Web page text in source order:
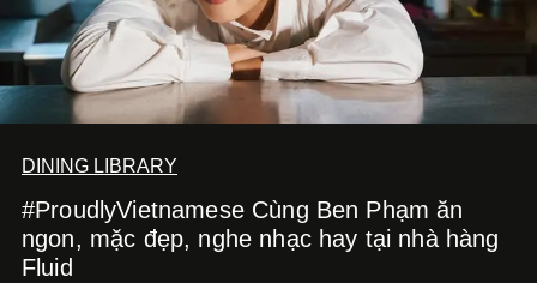
DINING LIBRARY
#ProudlyVietnamese Cùng Ben Phạm ăn
ngon, mặc đẹp, nghe nhạc hay tại nhà hàng
Fluid